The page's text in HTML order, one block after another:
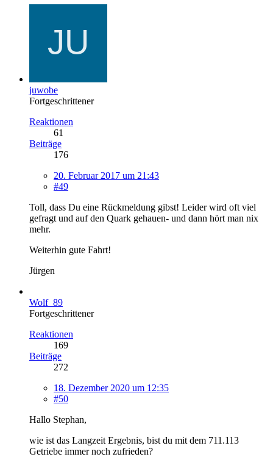
juwobe
Fortgeschrittener
Reaktionen
61
Beiträge
176
20. Februar 2017 um 21:43
#49
Toll, dass Du eine Rückmeldung gibst! Leider wird oft viel
gefragt und auf den Quark gehauen- und dann hört man nix
mehr.
Weiterhin gute Fahrt!
Jürgen
Wolf_89
Fortgeschrittener
Reaktionen
169
Beiträge
272
18. Dezember 2020 um 12:35
#50
Hallo Stephan,
wie ist das Langzeit Ergebnis, bist du mit dem 711.113
Getriebe immer noch zufrieden?